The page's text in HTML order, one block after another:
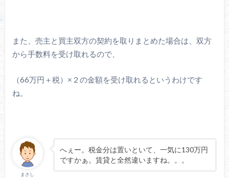
また、売主と買主双方の契約を取りまとめた場合は、双方
から手数料を受け取れるので、
（66万円＋税）×２の金額を受け取れるというわけです
ね。
まさし
へぇー。税金分は置いといて、一気に130万円
ですかぁ。賃貸と全然違いますね。。。